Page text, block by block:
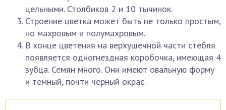
цельными. Столбиков 2 и 10 тычинок.
Строение цветка может быть не только простым,
но махровым и полумахровым.
В конце цветения на верхушечной части стебля
появляется одногнездная коробочка, имеющая 4
зубца. Семян много. Они имеют овальную форму
и темный, почти черный окрас.